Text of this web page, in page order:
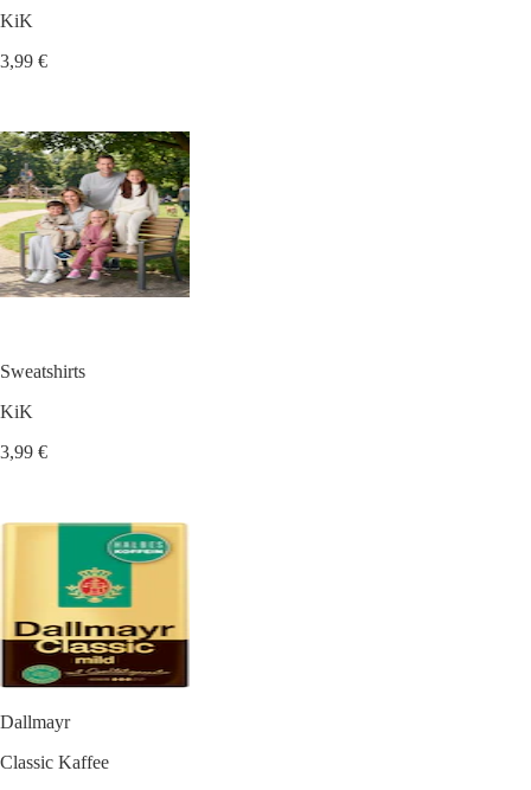
KiK
3,99 €
Sweatshirts
KiK
3,99 €
Dallmayr
Classic Kaffee